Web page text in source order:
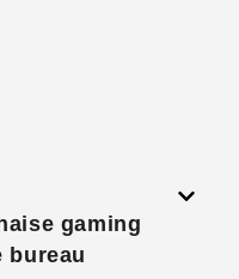
gaming
bureau